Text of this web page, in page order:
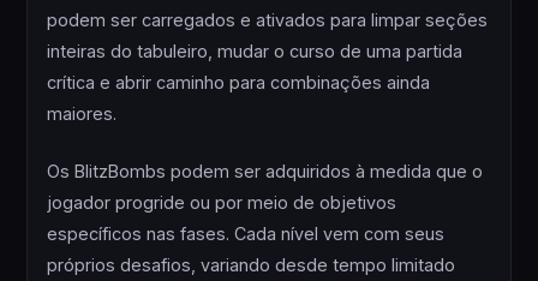
podem ser carregados e ativados para limpar seções
inteiras do tabuleiro, mudar o curso de uma partida
crítica e abrir caminho para combinações ainda
maiores.
Os BlitzBombs podem ser adquiridos à medida que o
jogador progride ou por meio de objetivos
específicos nas fases. Cada nível vem com seus
próprios desafios, variando desde tempo limitado